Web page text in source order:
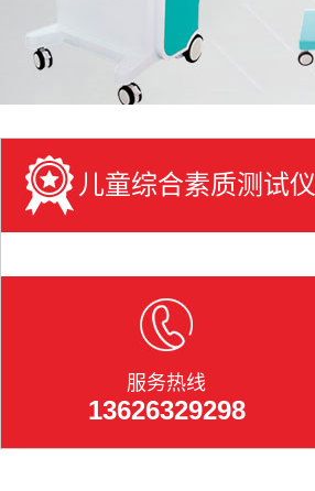
儿童综合素质测试仪
服务热线
13626329298